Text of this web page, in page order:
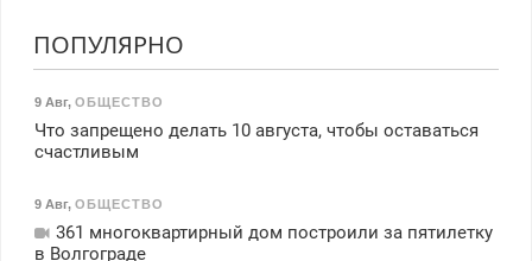
ПОПУЛЯРНО
9 Авг, ОБЩЕСТВО
Что запрещено делать 10 августа, чтобы оставаться
счастливым
9 Авг, ОБЩЕСТВО
361 многоквартирный дом построили за пятилетку
в Волгограде